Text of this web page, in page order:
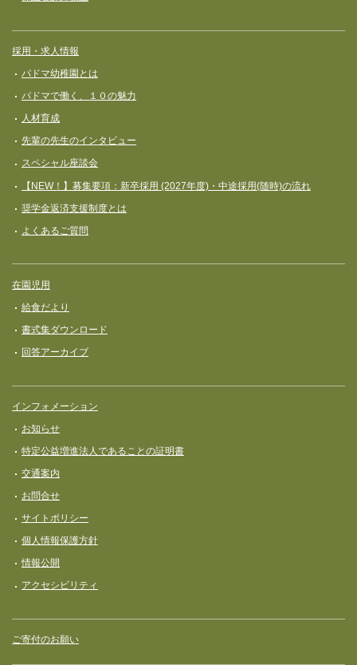
採用・求人情報
パドマ幼稚園とは
パドマで働く、１０の魅力
人材育成
先輩の先生のインタビュー
スペシャル座談会
【NEW！】募集要項：新卒採用 (2027年度)・中途採用(随時)の流れ
奨学⾦返済⽀援制度とは
よくあるご質問
在園児用
給食だより
書式集ダウンロード
回答アーカイブ
インフォメーション
お知らせ
特定公益増進法人であることの証明書
交通案内
お問合せ
サイトポリシー
個人情報保護方針
情報公開
アクセシビリティ
ご寄付のお願い